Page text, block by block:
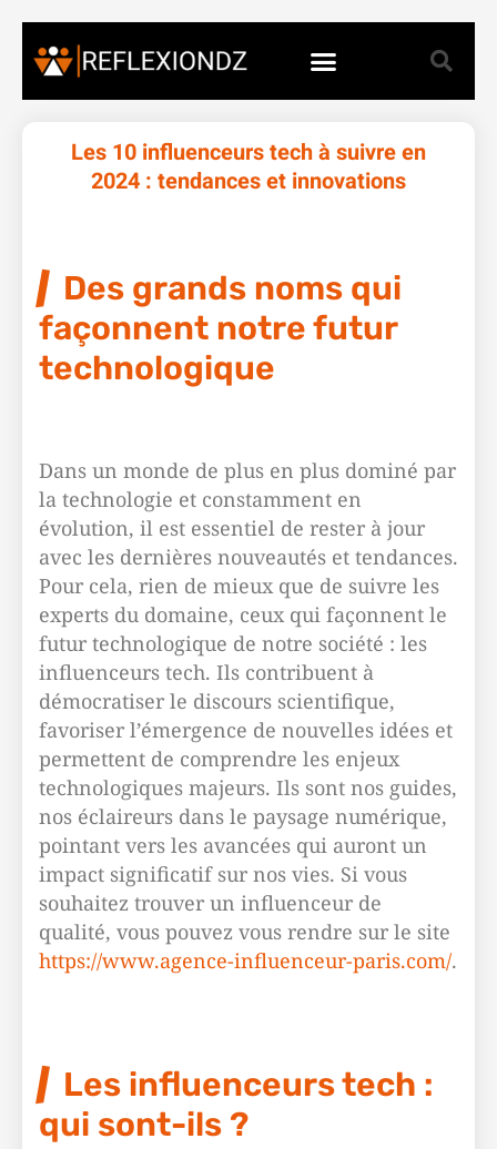
Les 10 influenceurs tech à suivre en
2024 : tendances et innovations
Des grands noms qui
façonnent notre futur
technologique
Dans un monde de plus en plus dominé par
la technologie et constamment en
évolution, il est essentiel de rester à jour
avec les dernières nouveautés et tendances.
Pour cela, rien de mieux que de suivre les
experts du domaine, ceux qui façonnent le
futur technologique de notre société : les
influenceurs tech. Ils contribuent à
démocratiser le discours scientifique,
favoriser l’émergence de nouvelles idées et
permettent de comprendre les enjeux
technologiques majeurs. Ils sont nos guides,
nos éclaireurs dans le paysage numérique,
pointant vers les avancées qui auront un
impact significatif sur nos vies. Si vous
souhaitez trouver un influenceur de
qualité, vous pouvez vous rendre sur le site
https://www.agence-influenceur-paris.com/.
Les influenceurs tech :
qui sont-ils ?